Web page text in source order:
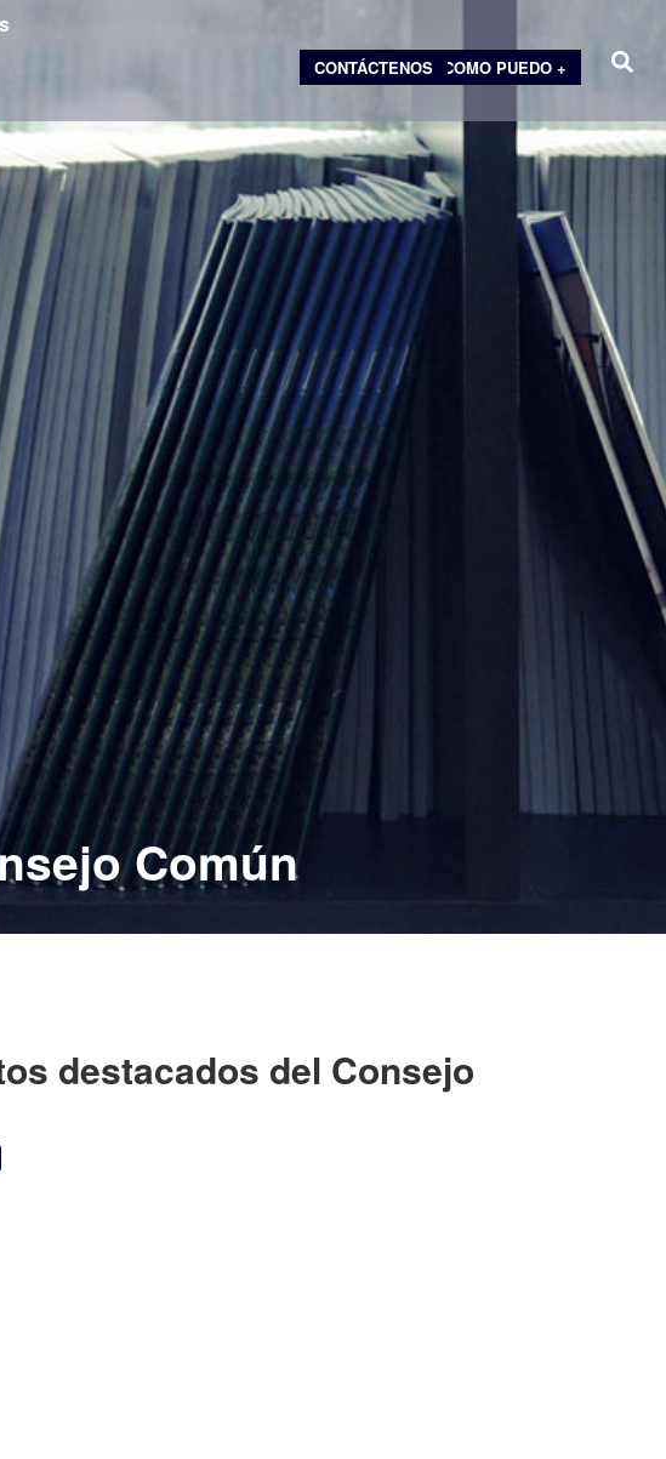
COMO PUEDO +
CONTÁCTENOS
Común
destacados del Consejo